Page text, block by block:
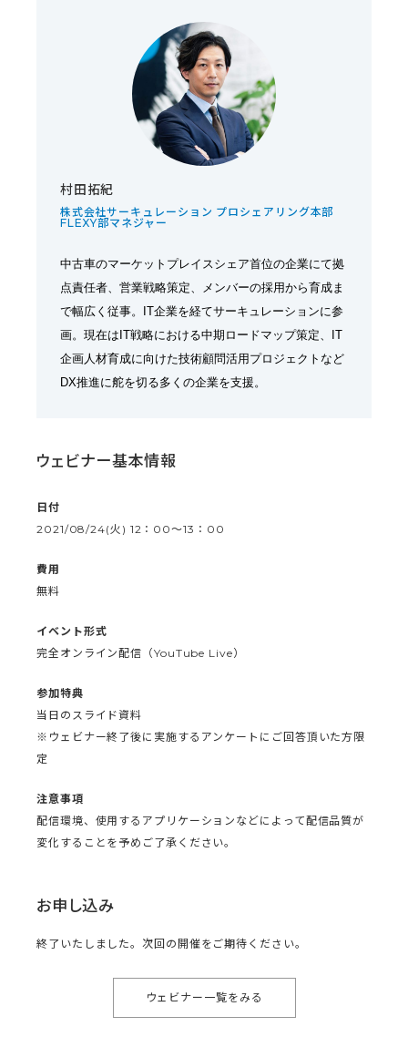
村田拓紀
株式会社サーキュレーション プロシェアリング本部
FLEXY部マネジャー
中古車のマーケットプレイスシェア首位の企業にて拠
点責任者、営業戦略策定、メンバーの採用から育成ま
で幅広く従事。IT企業を経てサーキュレーションに参
画。現在はIT戦略における中期ロードマップ策定、IT
企画人材育成に向けた技術顧問活用プロジェクトなど
DX推進に舵を切る多くの企業を支援。
ウェビナー基本情報
日付
2021/08/24(火) 12：00〜13：00
費用
無料
イベント形式
完全オンライン配信（YouTube Live）
参加特典
当日のスライド資料
※ウェビナー終了後に実施するアンケートにご回答頂いた方限
定
注意事項
配信環境、使用するアプリケーションなどによって配信品質が
変化することを予めご了承ください。
お申し込み
終了いたしました。次回の開催をご期待ください。
ウェビナー一覧をみる